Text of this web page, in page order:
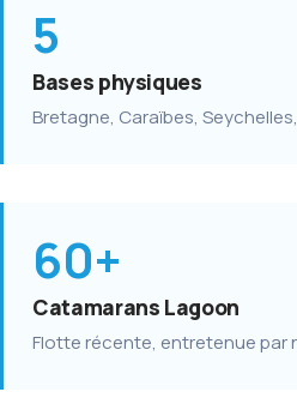
5
Bases physiques
Bretagne, Caraïbes,
60+
Catamarans Lagoon
Flotte récente, entretenue par